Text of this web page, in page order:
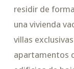
residir de
una vivienda
villas
apartamentos